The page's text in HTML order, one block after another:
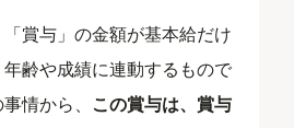
賞与」の金額が基本給だけ
齢や成績に連動するもので
情から、 この賞与は、賞与